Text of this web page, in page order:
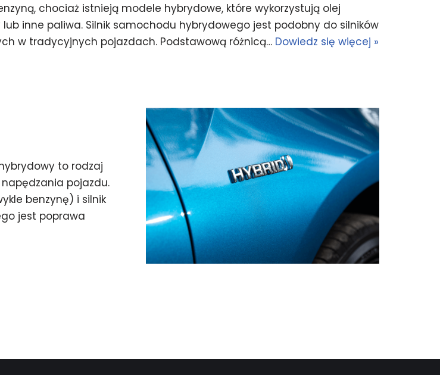
chociaż istnieją modele hybrydowe, które wykorzystują olej
inne paliwa. Silnik samochodu hybrydowego jest podobny do silników
w tradycyjnych pojazdach. Podstawową różnicą… Dowiedz się więcej »
to rodzaj
napędzania pojazdu.
benzynę) i silnik
jest poprawa